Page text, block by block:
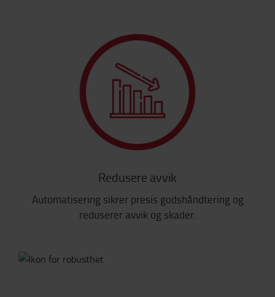
Redusere avvik
Automatisering sikrer presis godshåndtering og
reduserer avvik og skader.